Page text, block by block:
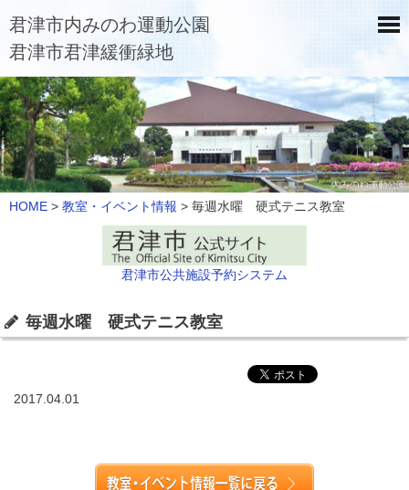
君津市内みのわ運動公園
君津市君津緩衝緑地
HOME > 教室・イベント情報 > 毎週水曜 硬式テニス教室
君津市公共施設予約システム
毎週水曜 硬式テニス教室
2017.04.01